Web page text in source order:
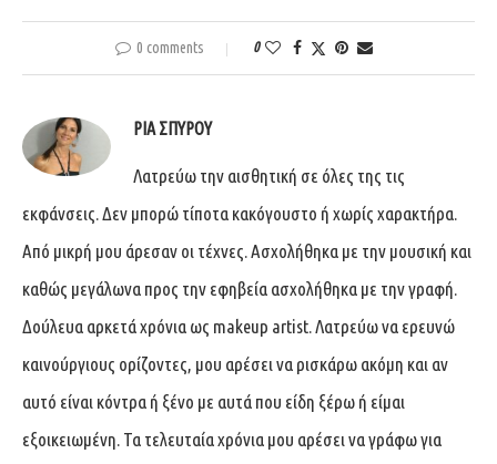
0 comments 0
ΡΊΑ ΣΠΎΡΟΥ
Λατρεύω την αισθητική σε όλες της τις
εκφάνσεις. Δεν μπορώ τίποτα κακόγουστο ή χωρίς χαρακτήρα.
Από μικρή μου άρεσαν οι τέχνες. Ασχολήθηκα με την μουσική και
καθώς μεγάλωνα προς την εφηβεία ασχολήθηκα με την γραφή.
Δούλευα αρκετά χρόνια ως makeup artist. Λατρεύω να ερευνώ
καινούργιους ορίζοντες, μου αρέσει να ρισκάρω ακόμη και αν
αυτό είναι κόντρα ή ξένο με αυτά που είδη ξέρω ή είμαι
εξοικειωμένη. Τα τελευταία χρόνια μου αρέσει να γράφω για